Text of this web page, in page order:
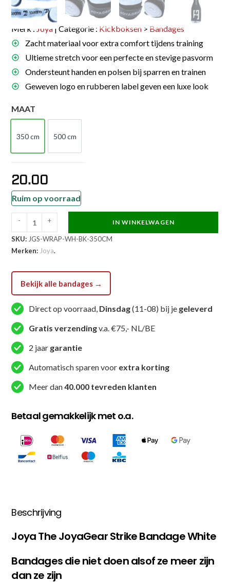
Merk : Joya | Categorie : Kickboksen > Bandages
Zacht materiaal voor extra comfort tijdens training
Ultieme stretch voor een perfecte en stevige pasvorm
Ondersteunt handen en polsen bij sparren en trainen
Geweven logo en rubberen label geven een luxe look
MAAT
350 cm
350 cm
500 cm
500 cm
20.00
Ruim op voorraad
Strike
Bandages
aantal
- + IN WINKELWAGEN
SKU: JGS-WRAP-WH-BK-350CM
Merken: Joya.
Bekijk alle bandages →
Direct op voorraad, Dinsdag(11-08) bij je geleverd
Gratis verzendingv.a. €75,- NL/BE
2 jaar garantie
Automatisch sparen voor extra korting
Meer dan40.000 tevreden klanten
Betaal gemakkelijk met o.a.
Beschrijving
Joya The JoyaGear Strike Bandage White
Bandages die niet doen alsof ze meer zijn
dan ze zijn